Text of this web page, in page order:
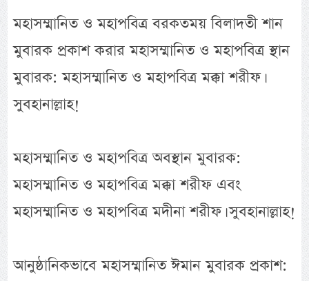
মহাসম্মানিত ও মহাপবিত্র বরকতময় বিলাদতী শান
মুবারক প্রকাশ করার মহাসম্মানিত ও মহাপবিত্র স্থান
মুবারক: মহাসম্মানিত ও মহাপবিত্র মক্কা শরীফ।
সুবহানাল্লাহ!
মহাসম্মানিত ও মহাপবিত্র অবস্থান মুবারক:
মহাসম্মানিত ও মহাপবিত্র মক্কা শরীফ এবং
মহাসম্মানিত ও মহাপবিত্র মদীনা শরীফ। সুবহানাল্লাহ!
আনুষ্ঠানিকভাবে মহাসম্মানিত ঈমান মুবারক প্রকাশ: